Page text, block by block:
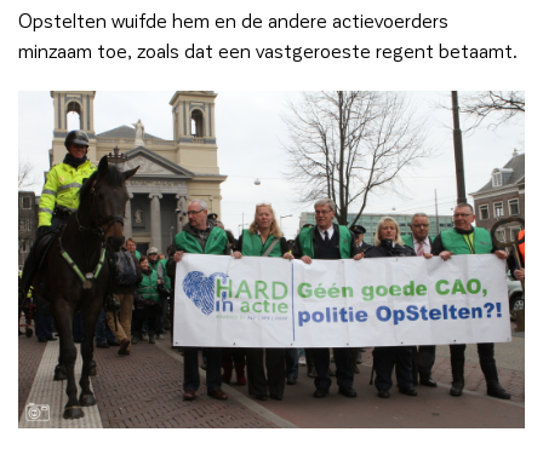
Opstelten wuifde hem en de andere actievoerders
minzaam toe, zoals dat een vastgeroeste regent betaamt.